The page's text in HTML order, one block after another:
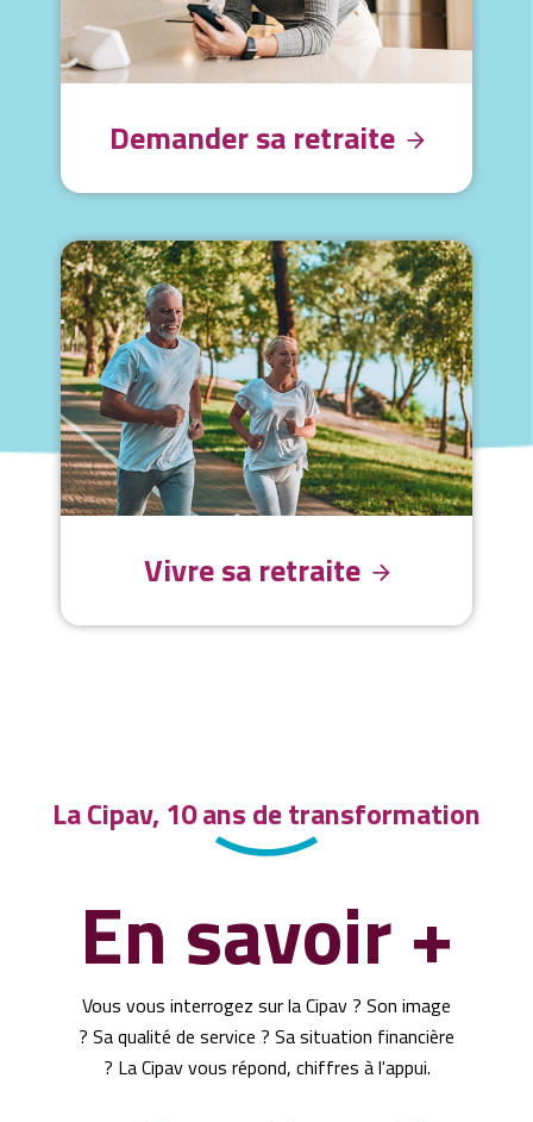
Demander sa retraite
Vivre sa retraite
La Cipav, 10 ans de transformation
En savoir +
Vous vous interrogez sur la Cipav ? Son image
? Sa qualité de service ? Sa situation financière
? La Cipav vous répond, chiffres à l'appui.